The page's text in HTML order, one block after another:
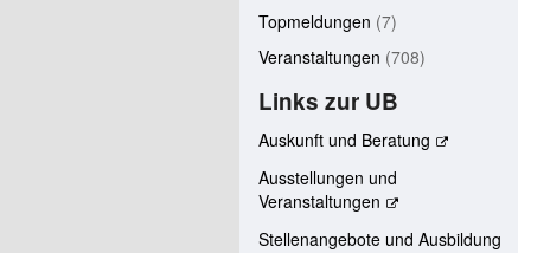
Topmeldungen (7)
Veranstaltungen (708)
Links zur UB
Auskunft und Beratung
Ausstellungen und
Veranstaltungen
Stellenangebote und Ausbildung